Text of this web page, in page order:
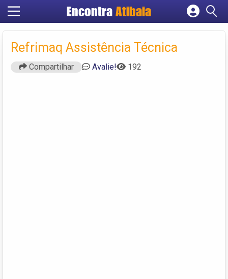
Encontra Atibaia
Cadastrar empresa
Criar conta
Refrimaq Assistência Técnica
Compartilhar Avalie! 192